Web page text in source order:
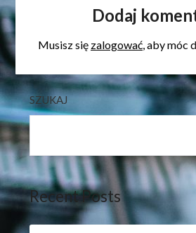
Dodaj
Musisz się zalogować, aby móc
SZUKAJ
Recent Posts